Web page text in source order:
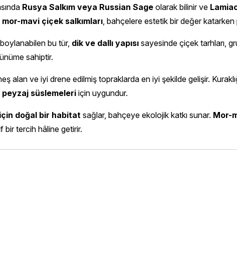
Rusya Salkım veya Russian Sage olarak bilinir ve
mor-mavi çiçek salkımları , bahçelere estetik bir değer
boylanabilen bu tür, dik ve dallı yapısı sayesinde çiçek tarhları,
sahiptir.
alan ve iyi drene edilmiş topraklarda en iyi şekilde gelişir.
peyzaj süslemeleri için uygundur.
doğal bir habitat sağlar, bahçeye ekolojik katkı sunar. Mor-
tercih hâline getirir.